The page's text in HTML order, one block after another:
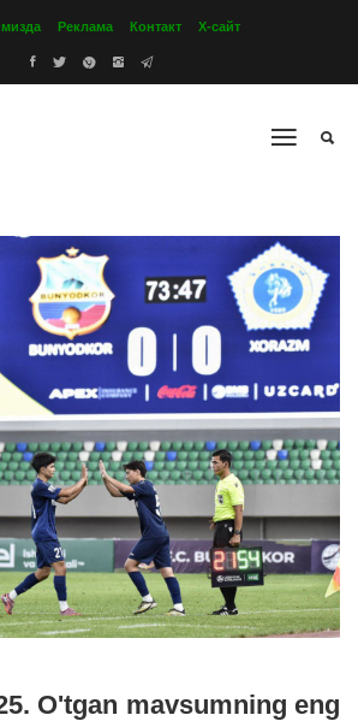
Реклама Контакт Х-сайт
O'tgan mavsumning eng